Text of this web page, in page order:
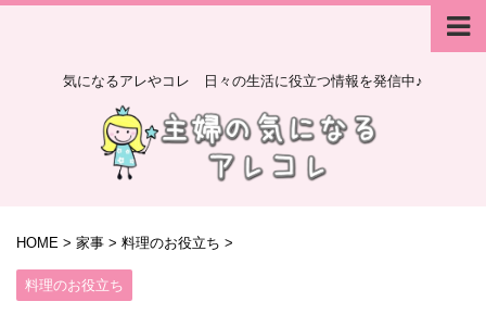
気になるアレやコレ 日々の生活に役立つ情報を発信中♪
HOME > 家事 > 料理のお役立ち >
料理のお役立ち